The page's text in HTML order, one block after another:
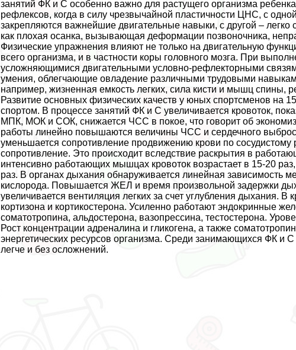
занятий ФК и С особенно важно для растущего организма
рефлексов, когда в силу чрезвычайной пластичности ЦНС, с
закрепляются важнейшие двигательные навыки, с другой –
как плохая осанка, вызывающая деформации позвоночника,
Физические упражнения влияют не только на двигательную
всего организма, и в частности коры головного мозга. При
усложняющимися двигательными условно-рефлекторными
умения, облегчающие овладение различными трудовыми
например, жизненная емкость легких, сила кисти и мышц спины,
Развитие основных физических качеств у юных спортсменов на
спортом. В процессе занятий ФК и С увеличивается кровоток,
МПК, МОК и СОК, снижается ЧСС в покое, что говорит об
работы линейно повышаются величины ЧСС и сердечного
уменьшается сопротивление продвижению крови по
сопротивление. Это происходит вследствие раскрытия в
интенсивно работающих мышцах кровоток возрастает в 15-20
раз. В органах дыхания обнаруживается линейная зависимость
кислорода. Повышается ЖЕЛ и время произвольной задержки
увеличивается вентиляция легких за счет углубления дыхания.
кортизона и кортикостерона. Усиленно работают эндокринные
соматотропина, альдостерона, вазопрессина, тестостерона.
Рост концентрации адреналина и гликогена, а также
энергетических ресурсов организма. Среди занимающихся ФК
легче и без осложнений.